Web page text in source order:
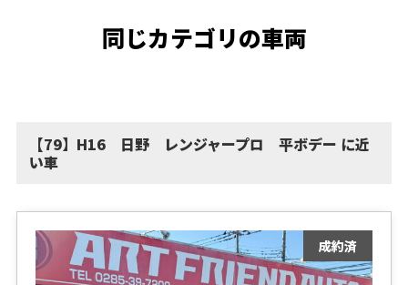
同じカテゴリの車両
【79】H16 日野 レンジャープロ 平ボデー に近
い車